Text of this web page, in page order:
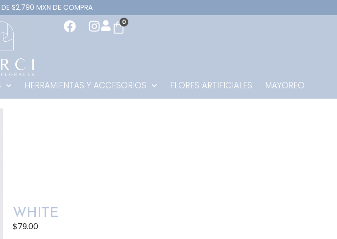
DE $2,790 MXN DE COMPRA
0
HERRAMIENTAS Y ACCESORIOS FLORES ARTIFICIALES MAYOREO
WHITE
$79.00